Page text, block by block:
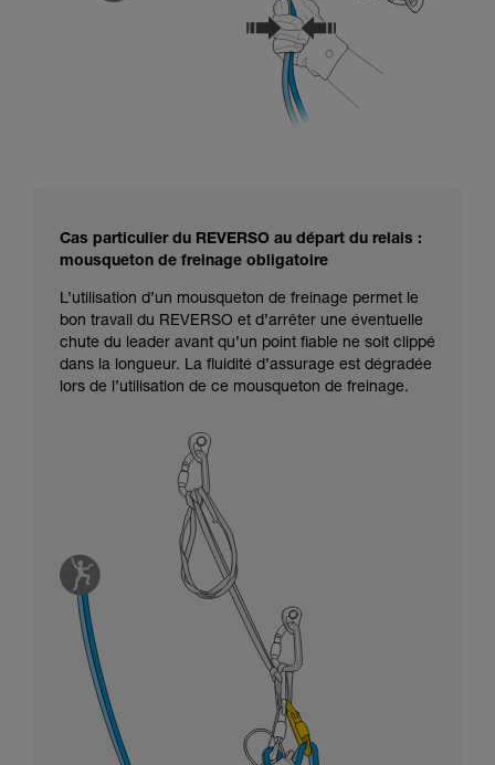
Cas particulier du REVERSO au départ du relais :
mousqueton de freinage obligatoire
L’utilisation d’un mousqueton de freinage permet le
bon travail du REVERSO et d’arrêter une éventuelle
chute du leader avant qu’un point fiable ne soit clippé
dans la longueur. La fluidité d’assurage est dégradée
lors de l’utilisation de ce mousqueton de freinage.